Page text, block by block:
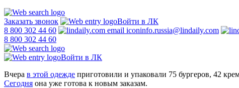
Заказать звонок
Войти в ЛК
8 800 302 44 60
info.russia@lindaily.com
8 800 302 44 60
Войти в ЛК
Вчера в этой одежде приготовили и упаковали 75 бургеров, 42
Сегодня она уже готова к новым заказам.